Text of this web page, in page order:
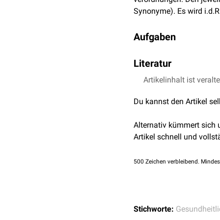
Synonyme). Es wird
Aufgaben
regulierend und
Aufgabenbereiche sind
Überwachung der
Amtsärztlicher Dienst
Allgemeine
Spezifische
Literatur
Gesetz über den
AOK -
Artikelinhalt ist
Du kannst den Artikel
Alternativ kümmert sich
Artikel schnell und
500 Zeichen verbleibend.
Stichworte: